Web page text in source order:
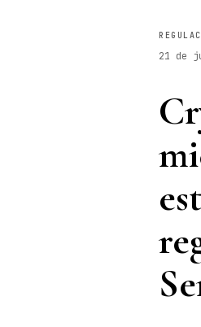
21 de